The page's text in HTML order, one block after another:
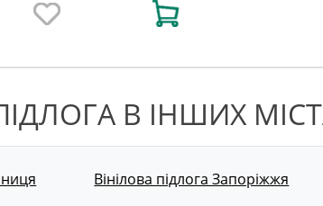
В ІНШИХ
Вінілова підлога Запоріжжя